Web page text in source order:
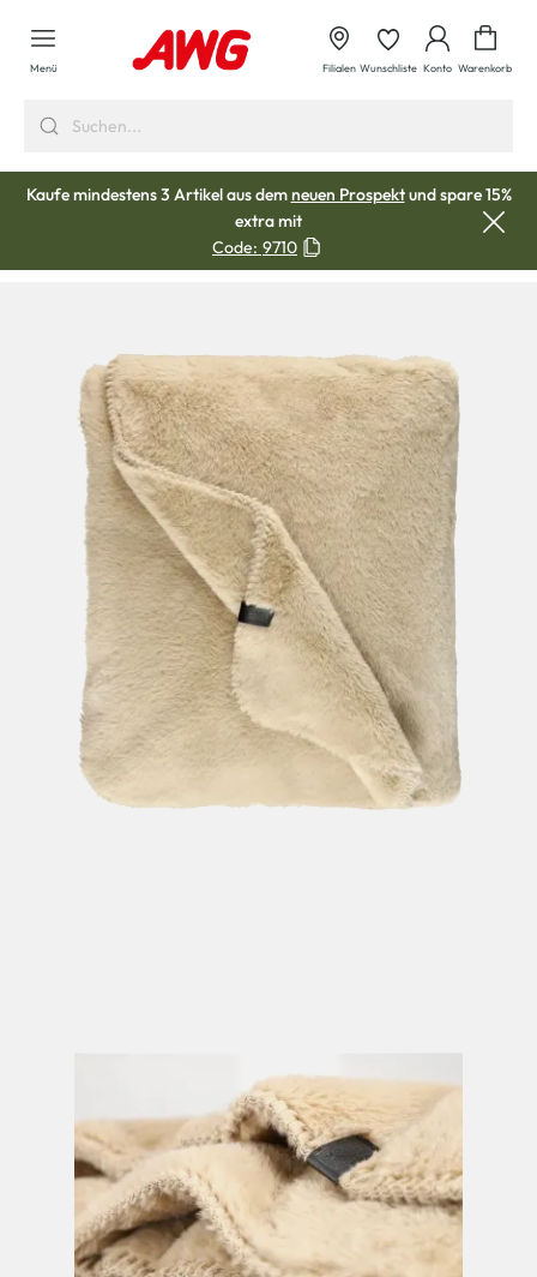
springen
Menü Filialen Wunschliste Konto Warenkorb
Kaufe mindestens 3 Artikel aus demneuen Prospektund spare 15%
extra mit
Code: 9710